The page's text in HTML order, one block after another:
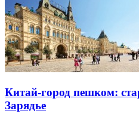
Китай-город пешком:
Зарядье